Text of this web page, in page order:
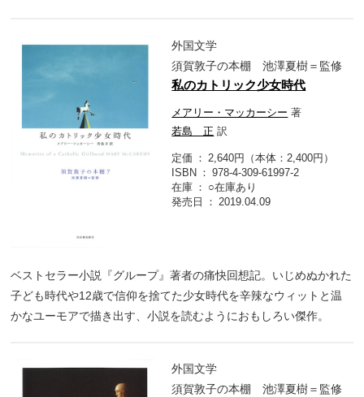
外国文学
須賀敦子の本棚 池澤夏樹＝監修
私のカトリック少女時代
メアリー・マッカーシー 著
若島 正 訳
定価
2,640円（本体：2,400円）
ISBN
978-4-309-61997-2
在庫
○在庫あり
発売日
2019.04.09
ベストセラー小説『グループ』著者の痛快回想記。いじめぬかれた
子ども時代や12歳で信仰を捨てた少女時代を辛辣なウィットと温
かなユーモアで描き出す、小説を読むようにおもしろい傑作。
外国文学
須賀敦子の本棚 池澤夏樹＝監修